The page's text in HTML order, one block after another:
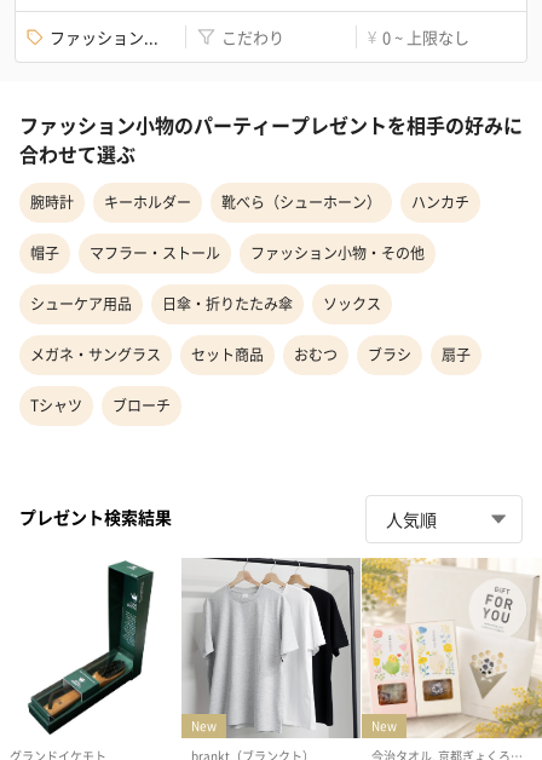
ファッション... こだわり ¥ 0 ~ 上限なし
ファッション小物のパーティープレゼントを相手の好みに
合わせて選ぶ
腕時計 キーホルダー 靴べら（シューホーン） ハンカチ
帽子 マフラー・ストール ファッション小物・その他
シューケア用品 日傘・折りたたみ傘 ソックス
メガネ・サングラス セット商品 おむつ ブラシ 扇子
Tシャツ ブローチ
プレゼント検索結果